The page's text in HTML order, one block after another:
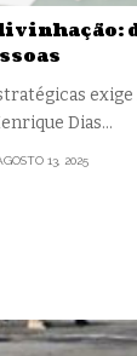
Dias…
13, 2025